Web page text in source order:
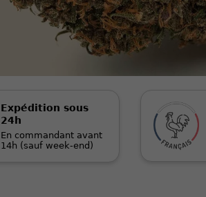
Expédition sous
24h
En commandant avant
14h (sauf week-end)